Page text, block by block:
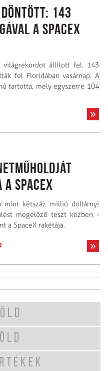
143
a SpaceX
világrekordot állított fel: 143
fel Floridában vasárnap. A
tartotta, mely egyszerre 104
SpaceX
mint kétszáz millió dollárnyi
megelőző teszt közben -
a SpaceX rakétája.